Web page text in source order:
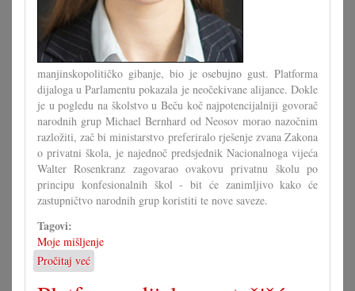
manjinskopolitičko gibanje, bio je osebujno gust. Platforma
dijaloga u Parlamentu pokazala je neočekivane alijance. Dokle
je u pogledu na školstvo u Beču koč najpotencijalniji govorač
narodnih grup Michael Bernhard od Neosov morao nazočnim
razložiti, zač bi ministarstvo preferiralo rješenje zvana Zakona
o privatni škola, je najednoč predsjednik Nacionalnoga vijeća
Walter Rosenkranz zagovarao ovakovu privatnu školu po
principu konfesionalnih škol - bit će zanimljivo kako će
zastupničtvo narodnih grup koristiti te nove saveze.
Tagovi:
Moje mišljenje
Pročitaj već
Počinje